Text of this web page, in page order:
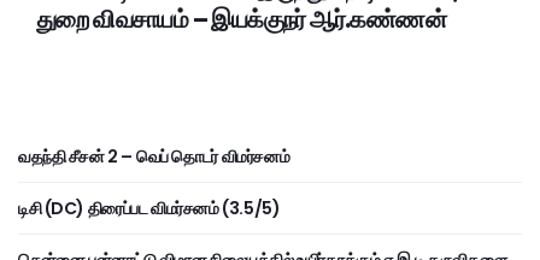
துறை விவசாயம் – இயக்குநர் ஆர்.கண்ணன்
வதந்தி சீசன் 2 – வெப் தொடர் விமர்சனம்
டிசி (DC) திரைப்பட விமர்சனம் (3.5/5)